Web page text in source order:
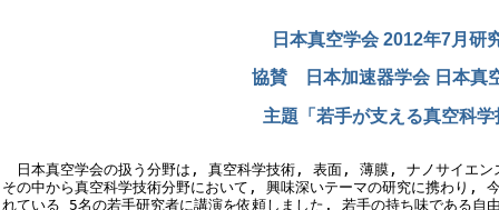
日本真空学会 2012年7月研
協賛 日本加速器学会 日本真
主題「若手が支える真空科学
日本真空学会の扱う分野は, 真空科学技術, 表面, 薄膜, ナノサイエ
その中から真空科学技術分野において, 興味深いテーマの研究に携わり,
れている 5名の若手研究者に講演を依頼しました. 若手の持ち味である自